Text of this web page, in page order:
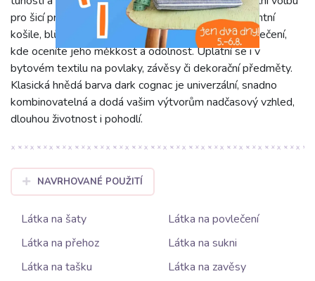
pro šicí projekty. Tento materiál je ideální pro elegantní
košile, blůzy, lehké šaty, sukně, kalhoty i dětské oblečení,
kde oceníte jeho měkkost a odolnost. Uplatní se i v
bytovém textilu na povlaky, závěsy či dekorační předměty.
Klasická hnědá barva dark cognac je univerzální, snadno
kombinovatelná a dodá vašim výtvorům nadčasový vzhled,
dlouhou životnost i pohodlí.
NAVRHOVANÉ POUŽITÍ
Látka na šaty
Látka na povlečení
Látka na přehoz
Látka na sukni
Látka na tašku
Látka na zavěsy